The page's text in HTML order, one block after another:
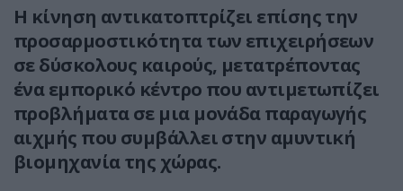
Η κίνηση αντικατοπτρίζει επίσης την
προσαρμοστικότητα των επιχειρήσεων
σε δύσκολους καιρούς, μετατρέποντας
ένα εμπορικό κέντρο που αντιμετωπίζει
προβλήματα σε μια μονάδα παραγωγής
αιχμής που συμβάλλει στην αμυντική
βιομηχανία της χώρας.